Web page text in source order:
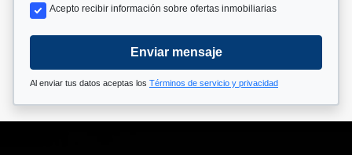
Acepto recibir información sobre ofertas inmobiliarias
Enviar mensaje
Al enviar tus datos aceptas los Términos de servicio y privacidad